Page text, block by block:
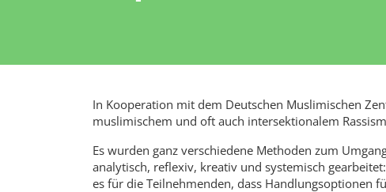
In Kooperation mit dem Deutschen Muslimischen
muslimischem und oft auch intersektionalem
Es wurden ganz verschiedene Methoden zum
analytisch, reflexiv, kreativ und systemisch
es für die Teilnehmenden, dass Handlungsoptionen